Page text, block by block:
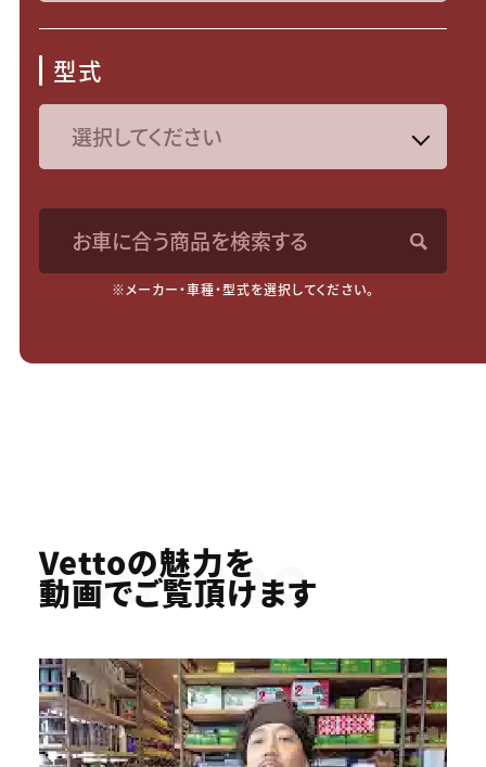
型式
お車に合う商品を検索する
※メーカー・車種・型式を選択してください。
Youtube
Vettoの魅力を
動画でご覧頂けます